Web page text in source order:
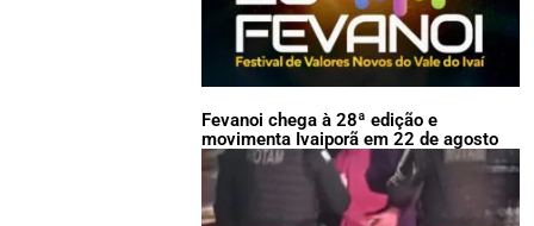
Fevanoi chega à 28ª edição e
movimenta Ivaiporã em 22 de agosto